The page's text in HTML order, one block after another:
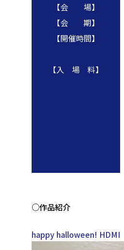
【会 場】
【会 期】
【開催時間】
【入 場 料】
○作品紹介
happy halloween! HDMI